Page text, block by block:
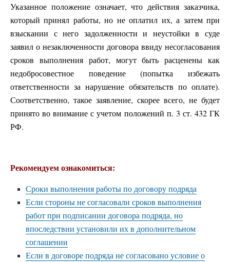
Указанное положение означает, что действия заказчика,
который принял работы, но не оплатил их, а затем при
взыскании с него задолженности и неустойки в суде
заявил о незаключенности договора ввиду несогласования
сроков выполнения работ, могут быть расценены как
недобросовестное поведение (попытка избежать
ответственности за нарушение обязательств по оплате).
Соответственно, такое заявление, скорее всего, не будет
принято во внимание с учетом положений п. 3 ст. 432 ГК
РФ.
Рекомендуем ознакомиться:
Сроки выполнения работы по договору подряда
Если стороны не согласовали сроков выполнения
работ при подписании договора подряда, но
впоследствии установили их в дополнительном
соглашении
Если в договоре подряда не согласовано условие о